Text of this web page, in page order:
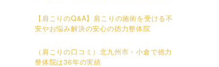
【肩こりのQ&A】肩こりの施術を受ける不
安やお悩み解決の安心の徳力整体院
（肩こりの口コミ）北九州市・小倉で徳力
整体院は36年の実績